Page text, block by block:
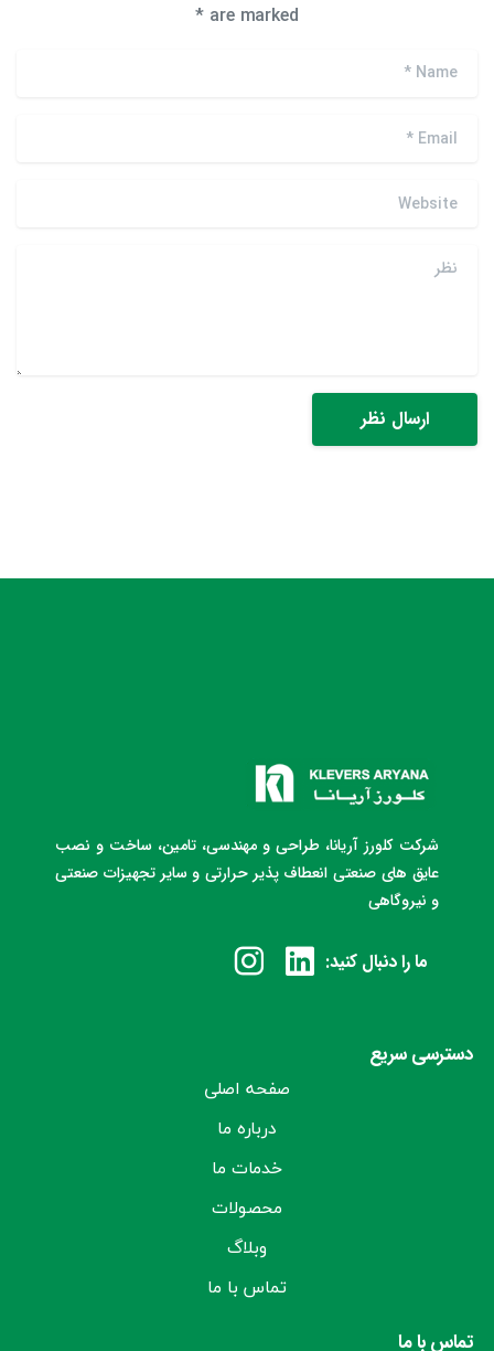
are marked *
Name
*
Email
*
Website
نظر
شرکت کلورز آریانا، طراحی و مهندسی، تامین، ساخت و نصب
عایق های صنعتی انعطاف پذیر حرارتی و سایر تجهیزات صنعتی
و نیروگاهی
ما را دنبال کنید:
دسترسی سریع
صفحه اصلی
درباره ما
خدمات ما
محصولات
وبلاگ
تماس با ما
تماس با ما